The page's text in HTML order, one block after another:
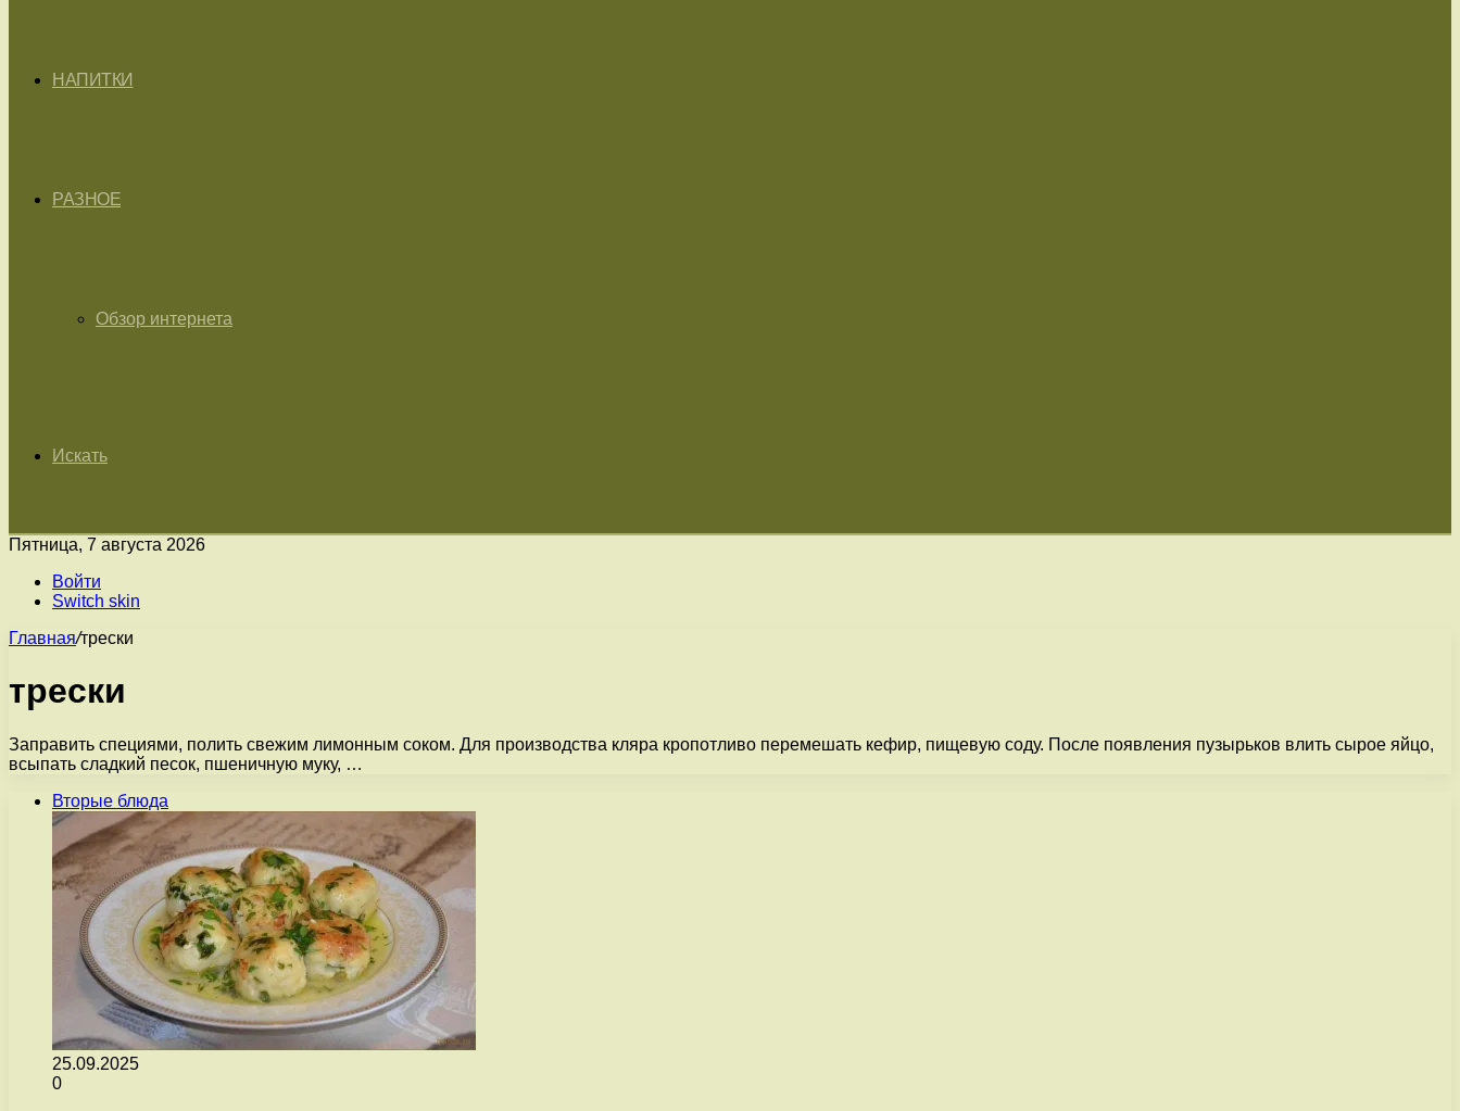
НАПИТКИ
РАЗНОЕ
Обзор интернета
Искать
Пятница, 7 августа 2026
Войти
Switch skin
Главная/трески
трески
Заправить специями, полить свежим лимонным соком. Для производства кляра кропотливо перемешать кефир, пищевую соду. После появления пузырьков влить сырое яйцо,
всыпать сладкий песок, пшеничную муку, …
Вторые блюда
25.09.2025
0